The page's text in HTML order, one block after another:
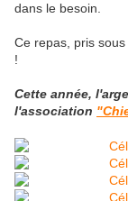
dans le besoin.
Ce repas, pris
!
Cette année,
l'association